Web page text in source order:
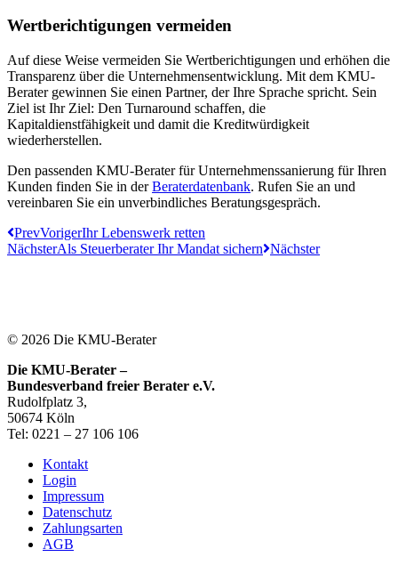
Wertberichtigungen vermeiden
Auf diese Weise vermeiden Sie Wertberichtigungen und erhöhen die
Transparenz über die Unternehmensentwicklung. Mit dem KMU-
Berater gewinnen Sie einen Partner, der Ihre Sprache spricht. Sein
Ziel ist Ihr Ziel: Den Turnaround schaffen, die
Kapitaldienstfähigkeit und damit die Kreditwürdigkeit
wiederherstellen.
Den passenden KMU-Berater für Unternehmenssanierung für Ihren
Kunden finden Sie in derBeraterdatenbank. Rufen Sie an und
vereinbaren Sie ein unverbindliches Beratungsgespräch.
PrevVorigerIhr Lebenswerk retten
NächsterAls Steuerberater Ihr Mandat sichern Nächster
© 2026 Die KMU-Berater
Die KMU-Berater –
Bundesverband freier Berater e.V.
Rudolfplatz 3,
50674 Köln
Tel: 0221 – 27 106 106
Kontakt
Login
Impressum
Datenschutz
Zahlungsarten
AGB